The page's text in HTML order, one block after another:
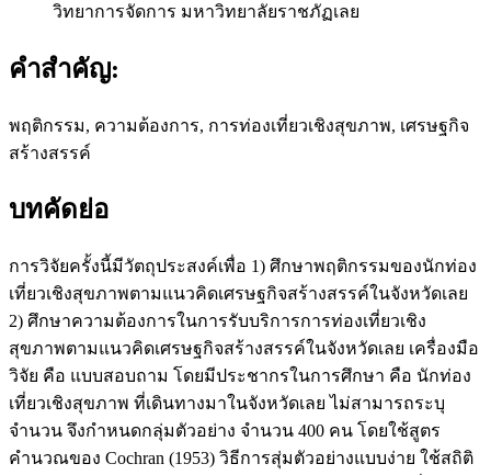
วิทยาการจัดการ มหาวิทยาลัยราชภัฏเลย
คำสำคัญ:
พฤติกรรม, ความต้องการ, การท่องเที่ยวเชิงสุขภาพ, เศรษฐกิจ
สร้างสรรค์
บทคัดย่อ
การวิจัยครั้งนี้มีวัตถุประสงค์เพื่อ 1) ศึกษาพฤติกรรมของนักท่อง
เที่ยวเชิงสุขภาพตามแนวคิดเศรษฐกิจสร้างสรรค์ในจังหวัดเลย
2) ศึกษาความต้องการในการรับบริการการท่องเที่ยวเชิง
สุขภาพตามแนวคิดเศรษฐกิจสร้างสรรค์ในจังหวัดเลย เครื่องมือ
วิจัย คือ แบบสอบถาม โดยมีประชากรในการศึกษา คือ นักท่อง
เที่ยวเชิงสุขภาพ ที่เดินทางมาในจังหวัดเลย ไม่สามารถระบุ
จำนวน จึงกำหนดกลุ่มตัวอย่าง จำนวน 400 คน โดยใช้สูตร
คำนวณของ Cochran (1953) วิธีการสุ่มตัวอย่างแบบง่าย ใช้สถิติ